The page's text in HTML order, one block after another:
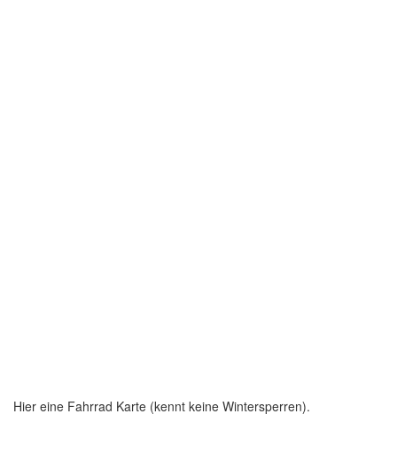
Hier eine Fahrrad Karte (kennt keine Wintersperren).